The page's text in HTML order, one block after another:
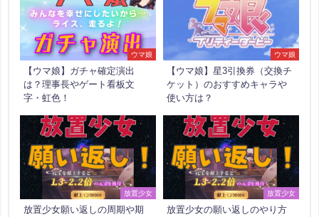
ウマ娘
【ウマ娘】ガチャ確定演出
は？理事長やゲート看板文
字・虹色！
ウマ娘
【ウマ娘】星3引換券（交換チ
ケット）のおすすめキャラや
使い方は？
放置少女
放置少女願い返しの周期や期
放置少女
放置少女の願い返しのやり方